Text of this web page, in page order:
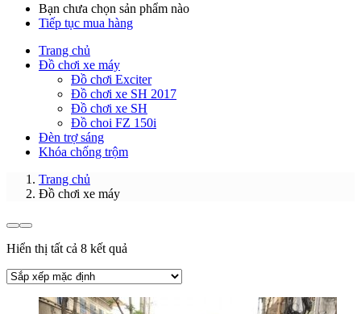
Bạn chưa chọn sản phẩm nào
Tiếp tục mua hàng
Trang chủ
Đồ chơi xe máy
Đồ chơi Exciter
Đồ chơi xe SH 2017
Đồ chơi xe SH
Đồ choi FZ 150i
Đèn trợ sáng
Khóa chống trộm
Trang chủ
Đồ chơi xe máy
Hiển thị tất cả 8 kết quả